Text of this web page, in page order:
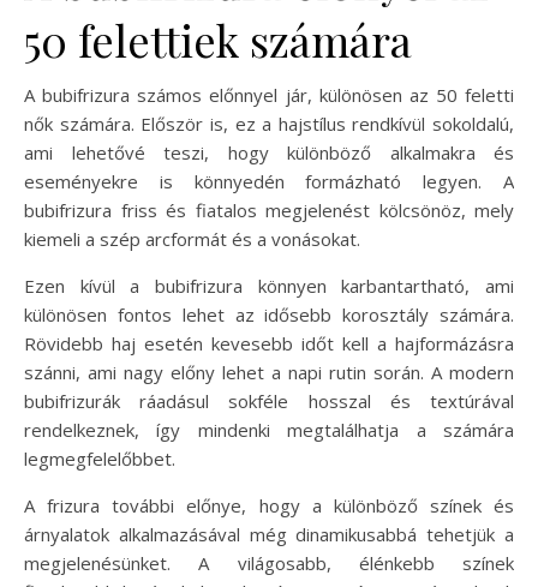
50 felettiek számára
A bubifrizura számos előnnyel jár, különösen az 50 feletti
nők számára. Először is, ez a hajstílus rendkívül sokoldalú,
ami lehetővé teszi, hogy különböző alkalmakra és
eseményekre is könnyedén formázható legyen. A
bubifrizura friss és fiatalos megjelenést kölcsönöz, mely
kiemeli a szép arcformát és a vonásokat.
Ezen kívül a bubifrizura könnyen karbantartható, ami
különösen fontos lehet az idősebb korosztály számára.
Rövidebb haj esetén kevesebb időt kell a hajformázásra
szánni, ami nagy előny lehet a napi rutin során. A modern
bubifrizurák ráadásul sokféle hosszal és textúrával
rendelkeznek, így mindenki megtalálhatja a számára
legmegfelelőbbet.
A frizura további előnye, hogy a különböző színek és
árnyalatok alkalmazásával még dinamikusabbá tehetjük a
megjelenésünket. A világosabb, élénkebb színek